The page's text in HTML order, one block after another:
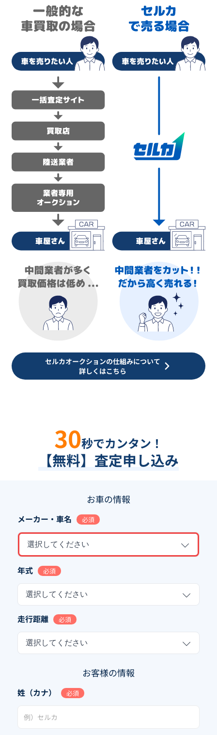
セルカオークションの仕組みについて
詳しくはこちら
30秒でカンタン！
【無料】査定申し込み
お車の情報
メーカー・車名 必須
選択してください
年式 必須
選択してください
走行距離 必須
選択してください
お客様の情報
姓（カナ） 必須